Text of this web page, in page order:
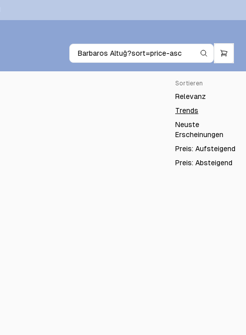
Sortieren
Relevanz
Trends
Neuste
Erscheinungen
Preis: Aufsteigend
Preis: Absteigend